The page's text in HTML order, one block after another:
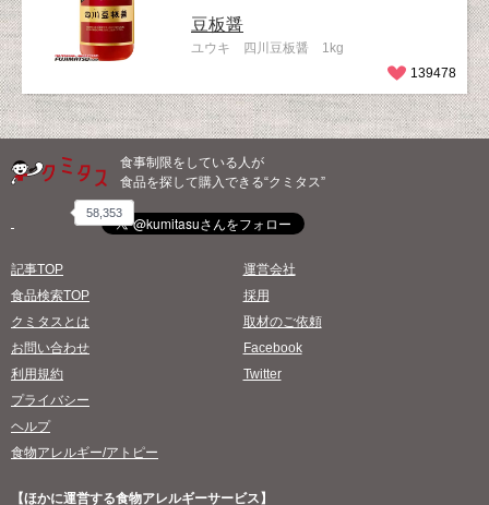
豆板醤
ユウキ 四川豆板醤 1kg
139478
食事制限をしている人が
食品を探して購入できる“クミタス”
58,353
記事TOP
食品検索TOP
クミタスとは
お問い合わせ
利用規約
プライバシー
ヘルプ
食物アレルギー/アトピー
運営会社
採用
取材のご依頼
Facebook
Twitter
【ほかに運営する食物アレルギーサービス】